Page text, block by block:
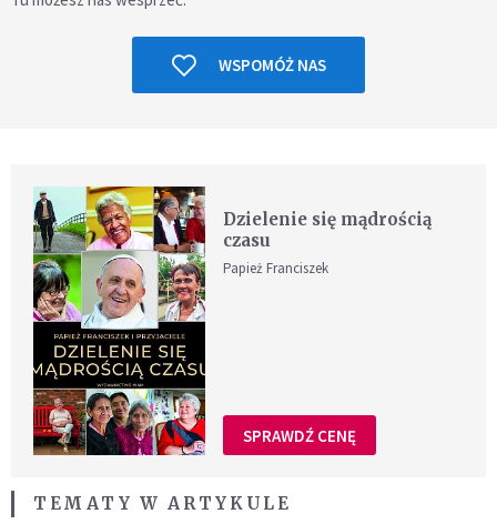
WSPOMÓŻ NAS
Dzielenie się mądrością
czasu
Papież Franciszek
SPRAWDŹ CENĘ
TEMATY W ARTYKULE